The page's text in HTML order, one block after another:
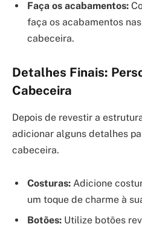
Faça os acabamentos:
faça os acabamentos
cabeceira.
Detalhes Finais:
Cabeceira
Depois de revestir a
adicionar alguns detalhes
cabeceira.
Costuras: Adicione
um toque de charme à
Botões: Utilize botões